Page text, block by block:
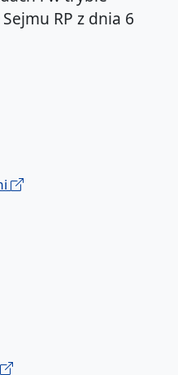
RP z dnia 6